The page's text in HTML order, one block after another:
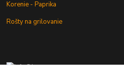
Korenie - Paprika
Rošty na grilovanie
+421 902 212 007